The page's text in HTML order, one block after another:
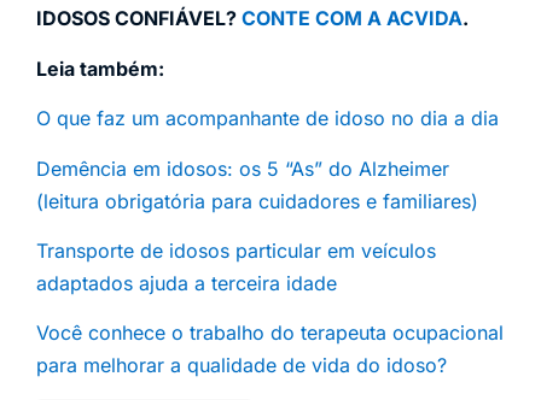
IDOSOS CONFIÁVEL? CONTE COM A ACVIDA.
Leia também:
O que faz um acompanhante de idoso no dia a dia
Demência em idosos: os 5 “As” do Alzheimer
(leitura obrigatória para cuidadores e familiares)
Transporte de idosos particular em veículos
adaptados ajuda a terceira idade
Você conhece o trabalho do terapeuta ocupacional
para melhorar a qualidade de vida do idoso?